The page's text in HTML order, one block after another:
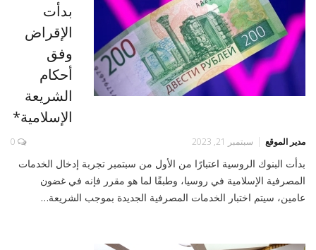
بدأت
الإقراض
وفق
أحكام
الشريعة
الإسلامية*
مدير الموقع سبتمبر 21, 2023 0
بدأت البنوك الروسية اعتبارًا من الأول من سبتمبر تجربة إدخال الخدمات
المصرفية الإسلامية في روسيا، وطبقًا لما هو مقرر فإنه في غضون
عامين، سيتم اختبار الخدمات المصرفية الجديدة بموجب الشريعة…